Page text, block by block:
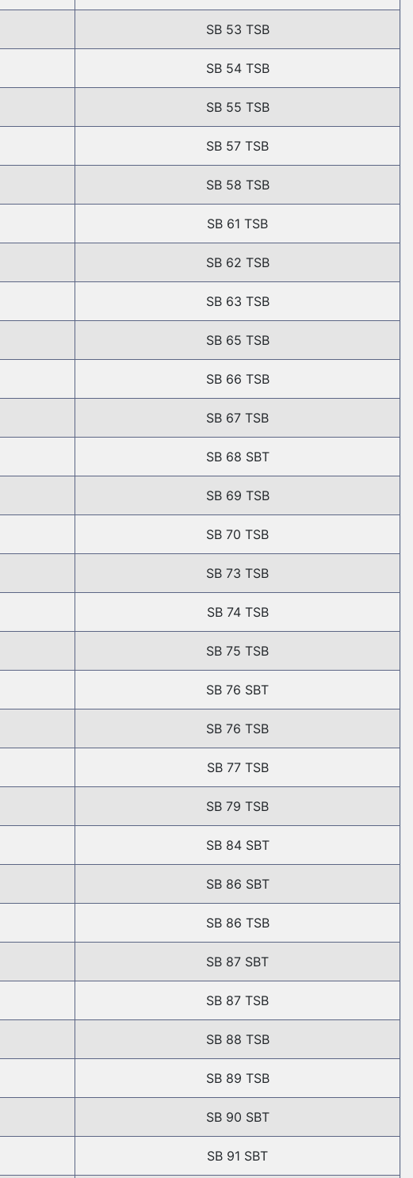
SB 53 TSB
SB 54 TSB
SB 55 TSB
SB 57 TSB
SB 58 TSB
SB 61 TSB
SB 62 TSB
SB 63 TSB
SB 65 TSB
SB 66 TSB
SB 67 TSB
SB 68 SBT
SB 69 TSB
SB 70 TSB
SB 73 TSB
SB 74 TSB
SB 75 TSB
SB 76 SBT
SB 76 TSB
SB 77 TSB
SB 79 TSB
SB 84 SBT
SB 86 SBT
SB 86 TSB
SB 87 SBT
SB 87 TSB
SB 88 TSB
SB 89 TSB
SB 90 SBT
SB 91 SBT